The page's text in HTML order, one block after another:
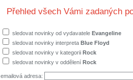
Přehled všech Vámi zadaných
sledovat novinky od vydavatele Evangeline
sledovat novinky interpreta Blue Floyd
sledovat novinky v kategorii Rock
sledovat novinky v oddělení Rock
emailová adresa: